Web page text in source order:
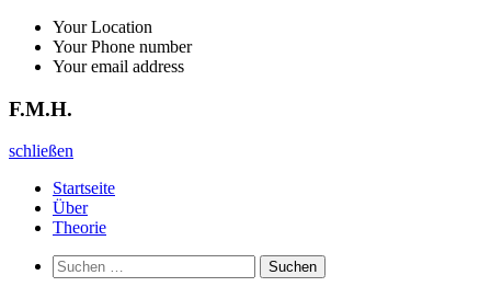
Zurück
zum
Inhalt
Your Location
Your Phone number
Your email address
F.M.H.
schließen
Startseite
Über
Theorie
Such-
Formular
Suchen
nach: